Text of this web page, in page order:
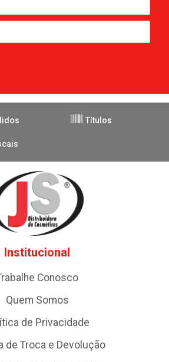
Títulos
Institucional
Conosco
Quem Somos
de Privacidade
de Troca e Devolução